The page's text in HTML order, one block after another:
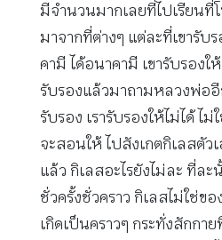
มีจำนวนมากเลยที่ไปเรียนที่
มาจากที่ต่างๆ แต่ละที่เขารับ
คามี ได้อนาคามี เขารับรองใ
รับรองแล้วมาถามหลวงพ่อ
รับรอง เรารับรองให้ไม่ได้ ไ
จะสอนให้ ไปสังเกตกิเลสตัวเ
แล้ว กิเลสอะไรยังไม่ละ ที่ล
ชั่วครั้งชั่วคราว กิเลสไม่ใช่ข
เกิดเป็นคราวๆ กระทั่งสักกา